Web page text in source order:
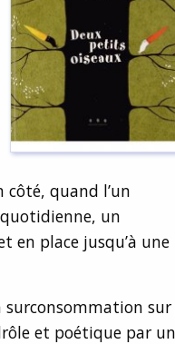
côté, quand l’un
un
en place jusqu’à une
surconsommation sur
et poétique par